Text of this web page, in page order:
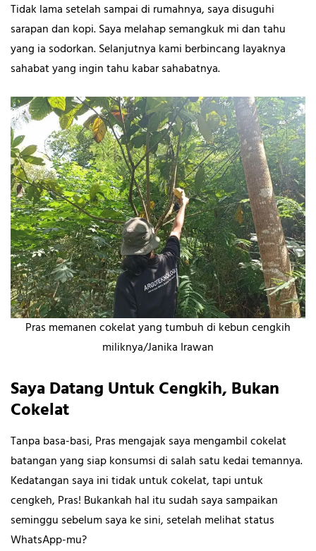
Tidak lama setelah sampai di rumahnya, saya disuguhi
sarapan dan kopi. Saya melahap semangkuk mi dan tahu
yang ia sodorkan. Selanjutnya kami berbincang layaknya
sahabat yang ingin tahu kabar sahabatnya.
Pras memanen cokelat yang tumbuh di kebun cengkih
miliknya/Janika Irawan
Saya Datang Untuk Cengkih, Bukan
Cokelat
Tanpa basa-basi, Pras mengajak saya mengambil cokelat
batangan yang siap konsumsi di salah satu kedai temannya.
Kedatangan saya ini tidak untuk cokelat, tapi untuk
cengkeh, Pras! Bukankah hal itu sudah saya sampaikan
seminggu sebelum saya ke sini, setelah melihat status
WhatsApp-mu?